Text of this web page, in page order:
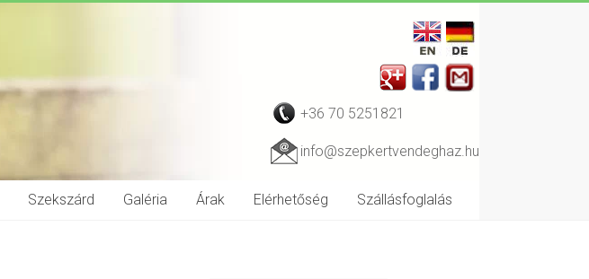
+36 70 5251821
info@szepkertvendeghaz.hu
Szekszárd Galéria Árak Elérhetőség Szállásfoglalás